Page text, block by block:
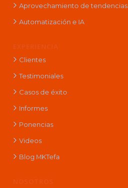
Aprovechamiento de tendencias
Automatización e IA
EXPERIENCIA
Clientes
Testimoniales
Casos de éxito
Informes
Ponencias
Videos
Blog MKTefa
NOSOTROS